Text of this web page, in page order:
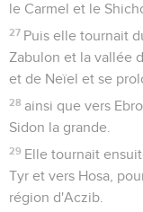
le Carmel et le
27 Puis elle tournait
Zabulon et la vallée
et de Neïel et se
28 ainsi que vers
Sidon la grande.
29 Elle tournait
Tyr et vers Hosa,
région d'Aczib.